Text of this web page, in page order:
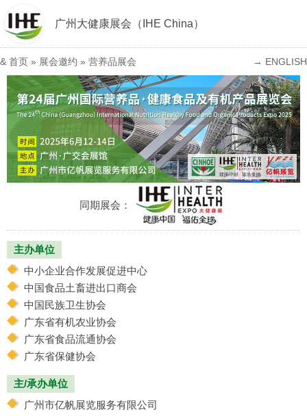
广州大健康展会（IHE China）
& 首页 » 展会邀约 » 营养品展会 → ENGLISH
同期展会：
主办单位
中小企业合作发展促进中心
中国食品土畜进出口商会
中国民族卫生协会
广东省有机农业协会
广东省食品流通协会
广东省保健协会
主/承办单位
广州市亿帆展览服务有限公司